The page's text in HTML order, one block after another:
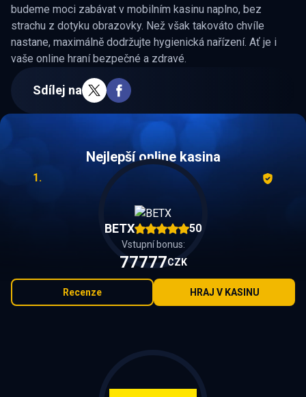
budeme moci zabávat v mobilním kasinu naplno, bez
strachu z dotyku obrazovky. Než však takováto chvíle
nastane, maximálně dodržujte hygienická nařízení. Ať je i
vaše online hraní bezpečné a zdravé.
Sdílej na
Nejlepší online kasina
1.
BETX 50
Vstupní bonus:
77777CZK
Recenze HRAJ V KASINU